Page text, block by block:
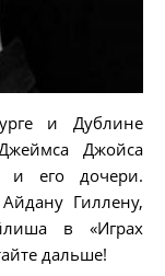
и Дублине
Джойса
и его дочери.
Гиллену,
в «Играх
дальше!